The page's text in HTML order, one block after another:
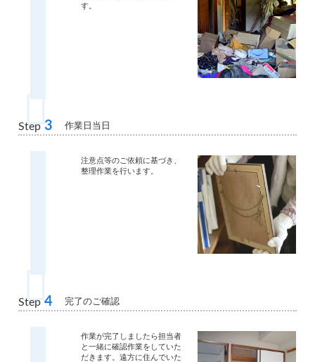
す。
Step 3 作業日当日
注意点等のご依頼に基づき、
整理作業を行います。
Step 4 完了のご確認
作業が完了しましたら担当者
と一緒に確認作業をしていた
だきます。遠方に住んでいた